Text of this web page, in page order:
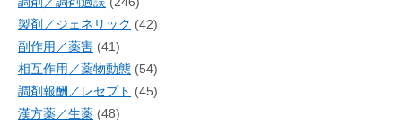
製剤／ジェネリック (42)
副作用／薬害 (41)
相互作用／薬物動態 (54)
調剤報酬／レセプト (45)
漢方薬／生薬 (48)